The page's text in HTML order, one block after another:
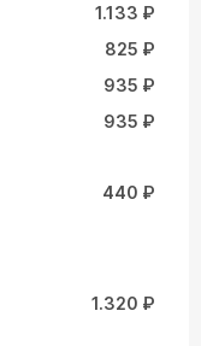
1.133 ₽
825 ₽
935 ₽
935 ₽
440 ₽
1.320 ₽